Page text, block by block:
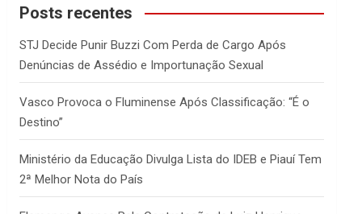
c
Posts recentes
STJ Decide Punir Buzzi Com Perda de Cargo Após
Denúncias de Assédio e Importunação Sexual
Vasco Provoca o Fluminense Após Classificação: “É o
Destino”
Ministério da Educação Divulga Lista do IDEB e Piauí Tem
2ª Melhor Nota do País